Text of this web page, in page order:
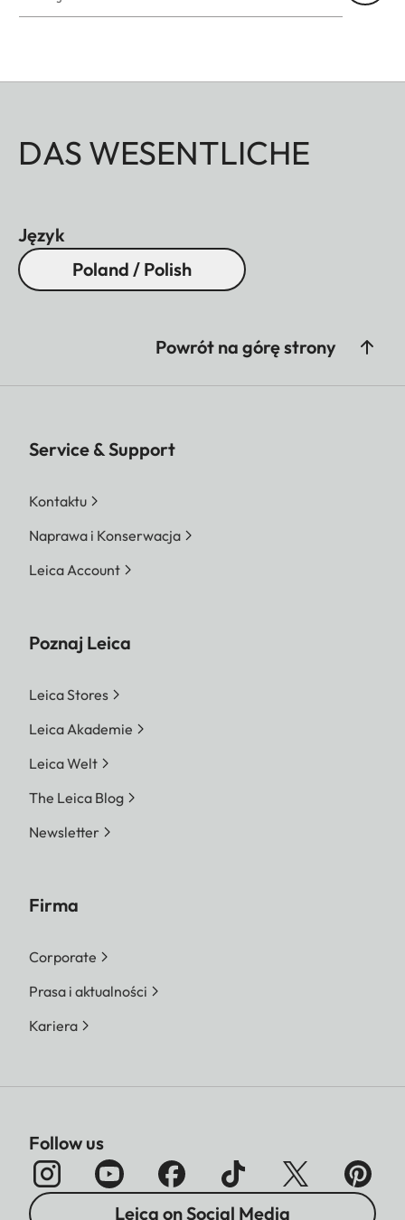
DAS WESENTLICHE
Język
Poland / Polish
Powrót na górę strony
Service & Support
Kontaktu
Naprawa i Konserwacja
Leica Account
Poznaj Leica
Leica Stores
Leica Akademie
Leica Welt
The Leica Blog
Newsletter
Firma
Corporate
Prasa i aktualności
Kariera
Follow us
Leica on Social Media